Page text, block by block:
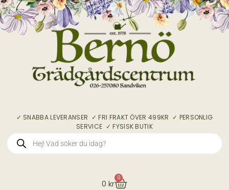
✓ SNABBA LEVERANSER ✓ FRI FRAKT ÖVER 499KR ✓ PERSONLIG
SERVICE ✓ FYSISK BUTIK
0 kr
0